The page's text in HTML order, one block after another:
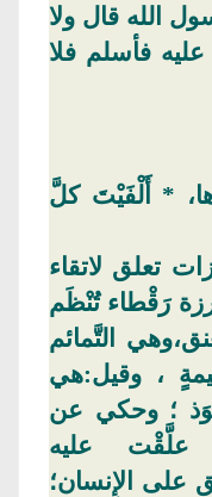
الله قال ولا
عليه فأسلم فلا
* أَلْفَيْتَ كلَّ
تعلق لاتقاء
رَقْطاء تُنْظَم
التَّمائم
، وقيل:هي
؛ وحكي عن
علَّقْت عليه
على الإِنسان؛